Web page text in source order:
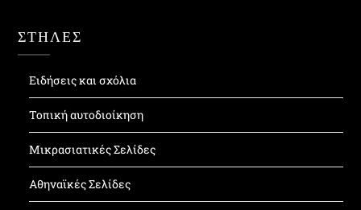
ΣΤΗΛΕΣ
Ειδήσεις και σχόλια
Τοπική αυτοδιοίκηση
Μικρασιατικές Σελίδες
Αθηναϊκές Σελίδες